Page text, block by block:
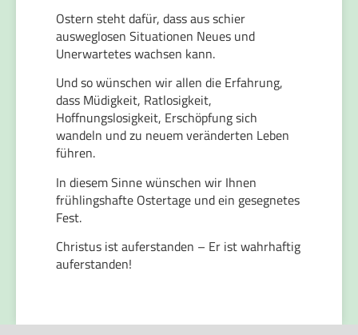
Ostern steht dafür, dass aus schier
ausweglosen Situationen Neues und
Unerwartetes wachsen kann.
Und so wünschen wir allen die Erfahrung,
dass Müdigkeit, Ratlosigkeit,
Hoffnungslosigkeit, Erschöpfung sich
wandeln und zu neuem veränderten Leben
führen.
In diesem Sinne wünschen wir Ihnen
frühlingshafte Ostertage und ein gesegnetes
Fest.
Christus ist auferstanden – Er ist wahrhaftig
auferstanden!